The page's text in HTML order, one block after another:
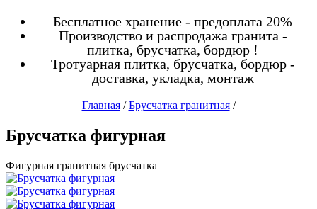
Бесплатное хранение - предоплата 20%
Производство и распродажа гранита -
плитка, брусчатка, бордюр !
Тротуарная плитка, брусчатка, бордюр -
доставка, укладка, монтаж
Главная/Брусчатка гранитная/
Брусчатка фигурная
Фигурная гранитная брусчатка